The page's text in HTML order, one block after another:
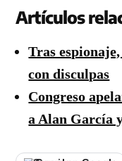
Artículos
Tras
con disculpas
Congreso
a Alan García